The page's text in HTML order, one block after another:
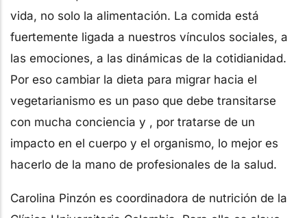
vida, no solo la alimentación. La comida está
fuertemente ligada a nuestros vínculos sociales, a
las emociones, a las dinámicas de la cotidianidad.
Por eso cambiar la dieta para migrar hacia el
vegetarianismo es un paso que debe transitarse
con mucha conciencia y , por tratarse de un
impacto en el cuerpo y el organismo, lo mejor es
hacerlo de la mano de profesionales de la salud.
Carolina Pinzón es coordinadora de nutrición de la